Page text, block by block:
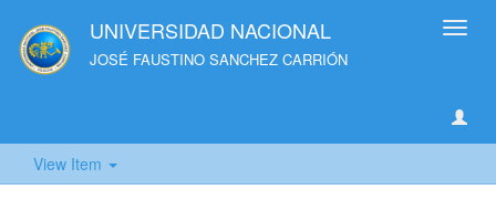
UNIVERSIDAD NACIONAL
JOSÉ FAUSTINO SANCHEZ CARRIÓN
View Item